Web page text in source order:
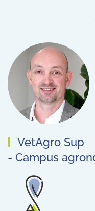
VetAgro Sup
- Campus